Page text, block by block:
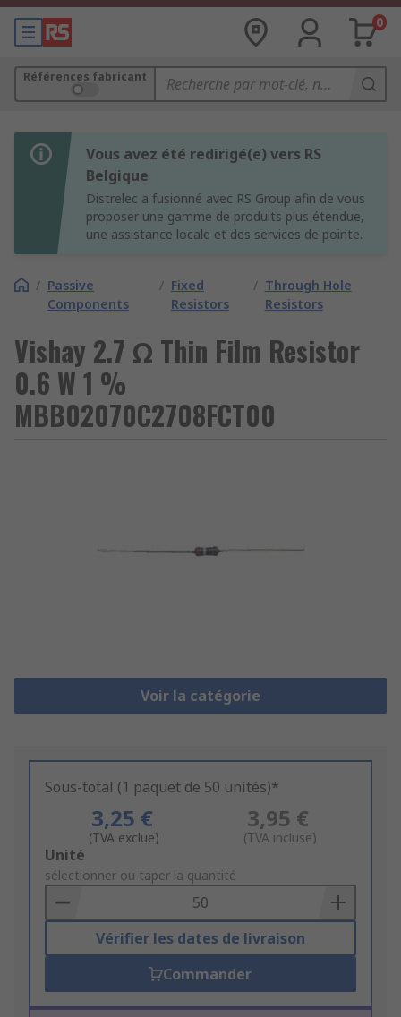
0
Références fabricant
Vous avez été redirigé(e) vers RS
Belgique
Distrelec a fusionné avec RS Group afin de vous
proposer une gamme de produits plus étendue,
une assistance locale et des services de pointe.
/ Passive
Components
/ Fixed
Resistors
/ Through Hole
Resistors
Vishay 2.7 Ω Thin Film Resistor
0.6 W 1 %
MBB02070C2708FCT00
Voir la catégorie
Sous-total (1 paquet de 50 unités)*
3,25 €
(TVA exclue)
3,95 €
(TVA incluse)
Add
to
Basket
Unité
sélectionner ou taper la quantité
Vérifier les dates de livraison
Commander